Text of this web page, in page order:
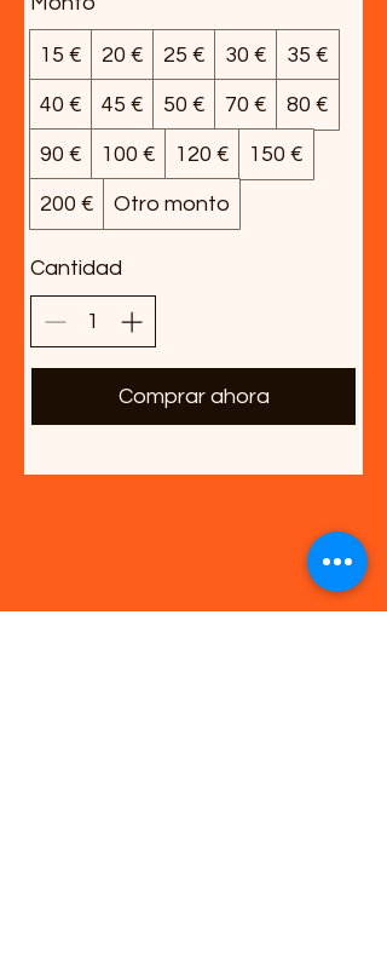
15 € 20 € 25 € 30 € 35 €
40 € 45 € 50 € 70 € 80 €
90 € 100 € 120 € 150 €
200 € Otro monto
Cantidad
Comprar ahora